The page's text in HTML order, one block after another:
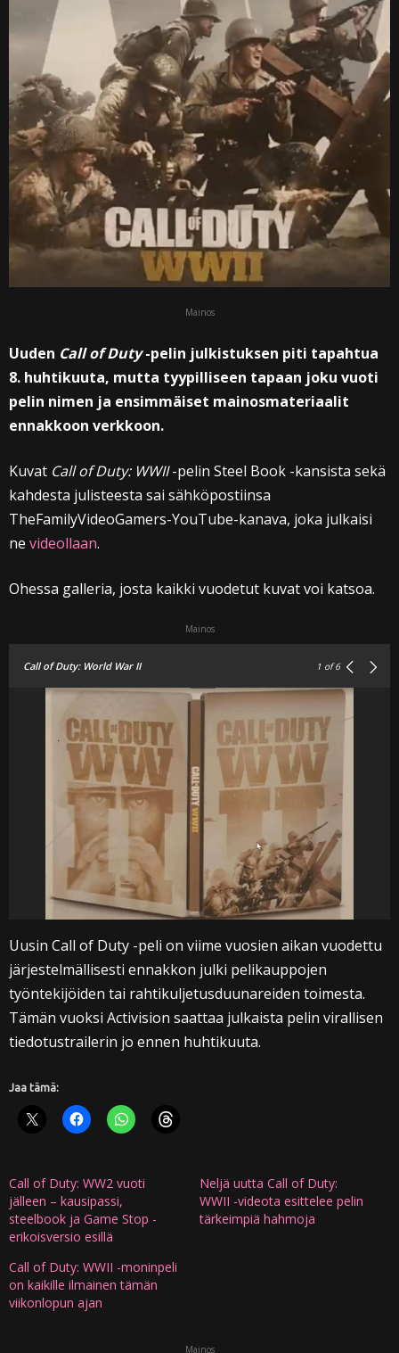
Mainos
Uuden Call of Duty-pelin julkistuksen piti tapahtua
8. huhtikuuta, mutta tyypilliseen tapaan joku vuoti
pelin nimen ja ensimmäiset mainosmateriaalit
ennakkoon verkkoon.
Kuvat Call of Duty: WWII-pelin Steel Book -kansista sekä
kahdesta julisteesta sai sähköpostiinsa
TheFamilyVideoGamers-YouTube-kanava, joka julkaisi
ne videollaan.
Ohessa galleria, josta kaikki vuodetut kuvat voi katsoa.
Mainos
Call of Duty: World War II 1 of 6
Uusin Call of Duty -peli on viime vuosien aikan vuodettu
järjestelmällisesti ennakkon julki pelikauppojen
työntekijöiden tai rahtikuljetusduunareiden toimesta.
Tämän vuoksi Activision saattaa julkaista pelin virallisen
tiedotustrailerin jo ennen huhtikuuta.
Jaa tämä:
Call of Duty: WW2 vuoti
jälleen – kausipassi,
steelbook ja Game Stop -
erikoisversio esillä
Neljä uutta Call of Duty:
WWII -videota esittelee pelin
tärkeimpiä hahmoja
Call of Duty: WWII -moninpeli
on kaikille ilmainen tämän
viikonlopun ajan
Mainos